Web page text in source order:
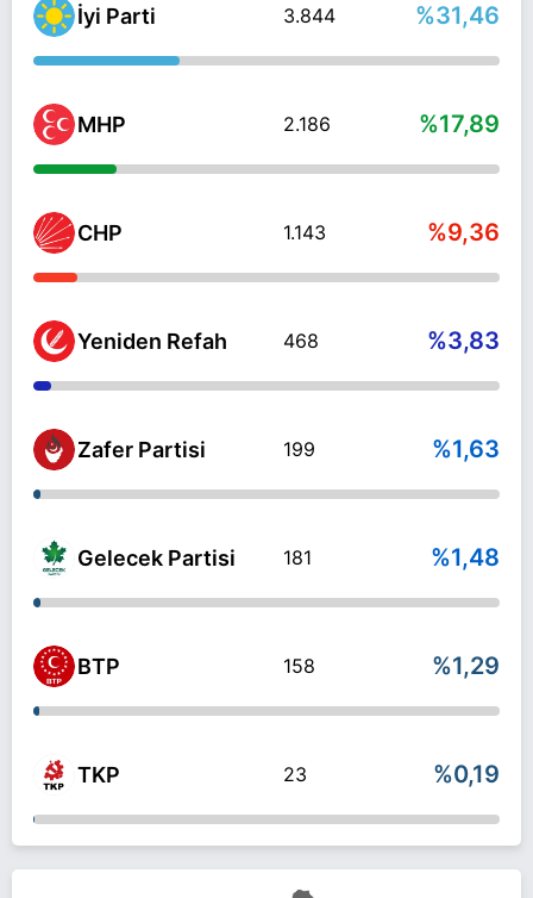
İyi Parti 3.844 %31,46
MHP 2.186 %17,89
CHP 1.143 %9,36
Yeniden Refah 468 %3,83
Zafer Partisi 199 %1,63
Gelecek Partisi 181 %1,48
BTP 158 %1,29
TKP 23 %0,19